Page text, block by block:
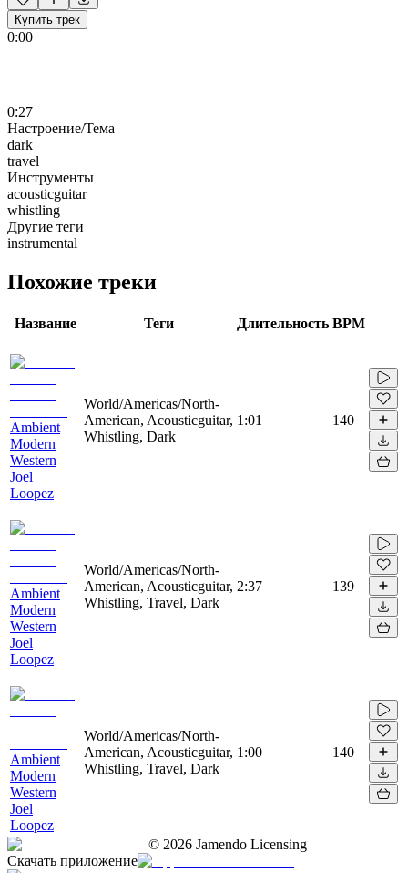
Купить трек
0:00
0:27
Настроение/Тема
dark
travel
Инструменты
acousticguitar
whistling
Другие теги
instrumental
Похожие треки
Название Теги Длительность BPM
Ambient
Modern
Western
Joel
Loopez
World/Americas/North-
American, Acousticguitar,
Whistling, Dark
1:01 140
Ambient
Modern
Western
Joel
Loopez
World/Americas/North-
American, Acousticguitar,
Whistling, Travel, Dark
2:37 139
Ambient
Modern
Western
Joel
Loopez
World/Americas/North-
American, Acousticguitar,
Whistling, Travel, Dark
1:00 140
© 2026 Jamendo Licensing
Скачать приложение